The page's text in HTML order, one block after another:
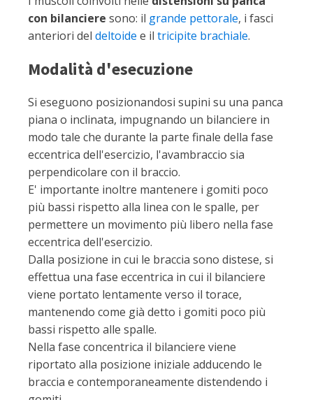
con bilanciere sono: il grande pettorale, i fasci
anteriori del deltoide e il tricipite brachiale.
Modalità d'esecuzione
Si eseguono posizionandosi supini su una panca
piana o inclinata, impugnando un bilanciere in
modo tale che durante la parte finale della fase
eccentrica dell'esercizio, l'avambraccio sia
perpendicolare con il braccio.
E' importante inoltre mantenere i gomiti poco
più bassi rispetto alla linea con le spalle, per
permettere un movimento più libero nella fase
eccentrica dell'esercizio.
Dalla posizione in cui le braccia sono distese, si
effettua una fase eccentrica in cui il bilanciere
viene portato lentamente verso il torace,
mantenendo come già detto i gomiti poco più
bassi rispetto alle spalle.
Nella fase concentrica il bilanciere viene
riportato alla posizione iniziale adducendo le
braccia e contemporaneamente distendendo i